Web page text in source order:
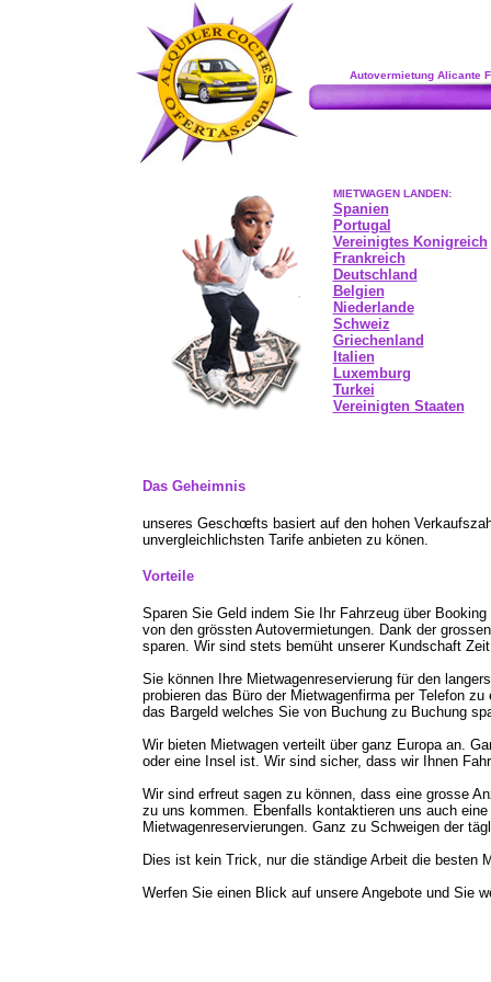
Autovermietung Alicante
MIETWAGEN LANDEN:
Spanien
Portugal
Vereinigtes Konigreich
Frankreich
Deutschland
Belgien
Niederlande
Schweiz
Griechenland
Italien
Luxemburg
Turkei
Vereinigten Staaten
Das Geheimnis
unseres Geschœfts basiert auf den hohen
unvergleichlichsten Tarife anbieten zu könen.
Vorteile
Sparen Sie Geld indem Sie Ihr Fahrzeug über
von den grössten Autovermietungen. Dank der
sparen. Wir sind stets bemüht unserer Kundschaft
Sie können Ihre Mietwagenreservierung für den
probieren das Büro der Mietwagenfirma per Telefon
das Bargeld welches Sie von Buchung zu Buchung
Wir bieten Mietwagen verteilt über ganz Europa an.
oder eine Insel ist. Wir sind sicher, dass wir Ihnen
Wir sind erfreut sagen zu können, dass eine grosse
zu uns kommen. Ebenfalls kontaktieren uns auch
Mietwagenreservierungen. Ganz zu Schweigen der
Dies ist kein Trick, nur die ständige Arbeit die besten
Werfen Sie einen Blick auf unsere Angebote und Sie